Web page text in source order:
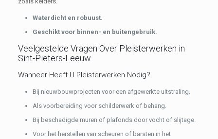
Waterdicht en robuust.
Geschikt voor binnen- en buitengebruik.
Veelgestelde Vragen Over Pleisterwerken in
Sint-Pieters-Leeuw
Wanneer Heeft U Pleisterwerken Nodig?
Bij nieuwbouwprojecten voor een afgewerkte uitstraling.
Als voorbereiding voor schilderwerk of behang.
Bij beschadigde muren of plafonds door vocht of slijtage.
Voor het herstellen van scheuren of barsten in het